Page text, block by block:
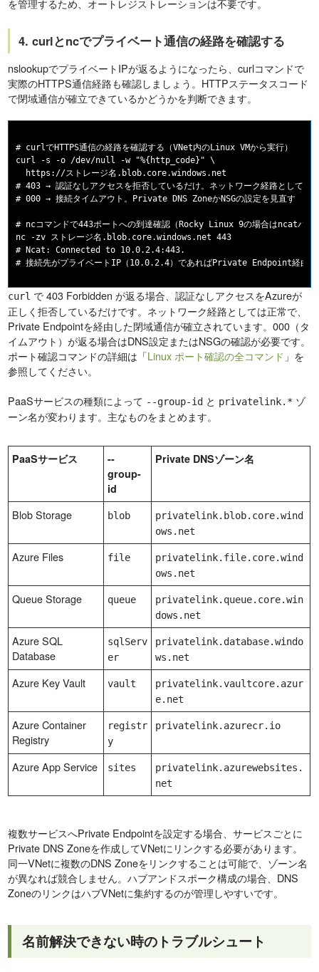
を管理するため、オートレジストレーションは不要です。
4. curlとncでプライベート通信の経路を確認する
nslookupでプライベートIPが返るようになったら、curlコマンドで
実際のHTTPS通信経路も確認しましょう。HTTPステータスコード
で閉域通信が確立できているかどうかを判断できます。
# curlでHTTPS通信の経路を確認する（VNet内のLinux VMから実行）
curl -s -o /dev/null -w "%{http_code}" \
  https://ストレージ名.blob.core.windows.net
# 403 → 認証なしアクセスを拒否しているだけ。ネットワーク経路としては
# 000 → 接続タイムアウト。Private DNS ZoneかNSGの設定を見直す
# ncコマンドで443ポートへの到達確認（Rocky Linux 9の場合はncatパッ
nc -zv ストレージ名.blob.core.windows.net 443
# Ncat: Connected to 10.0.2.4:443.
curl で 403 Forbidden が返る場合、認証なしアクセスをAzureが
正しく拒否しているだけです。ネットワーク経路としては正常で、
Private Endpointを経由した閉域通信が確立されています。000（タ
イムアウト）が返る場合はDNS設定またはNSGの確認が必要です。
ポート確認コマンドの詳細は「Linux ポート確認の全コマンド 」を
参照してください。
PaaSサービスの種類によって --group-id と privatelink.* ゾ
ーン名が変わります。主なものをまとめます。
PaaSサービス
--
group-
id
Private DNSゾーン名
Blob Storage blob
privatelink.blob.core.wind
ows.net
Azure Files file
privatelink.file.core.wind
ows.net
Queue Storage queue
privatelink.queue.core.win
dows.net
Azure SQL
Database
sqlServ
er
privatelink.database.windo
ws.net
Azure Key Vault vault
privatelink.vaultcore.azur
e.net
Azure Container
Registry
registr
y
privatelink.azurecr.io
Azure App Service sites
privatelink.azurewebsites.
net
複数サービスへPrivate Endpointを設定する場合、サービスごとに
Private DNS Zoneを作成してVNetにリンクする必要があります。
同一VNetに複数のDNS Zoneをリンクすることは可能で、ゾーン名
が異なれば競合しません。ハブアンドスポーク構成の場合、DNS
ZoneのリンクはハブVNetに集約するのが管理しやすいです。
名前解決できない時のトラブルシュート